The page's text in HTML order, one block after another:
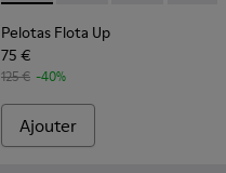
Pelotas Flota Up
75 €
125 € -40%
Ajouter